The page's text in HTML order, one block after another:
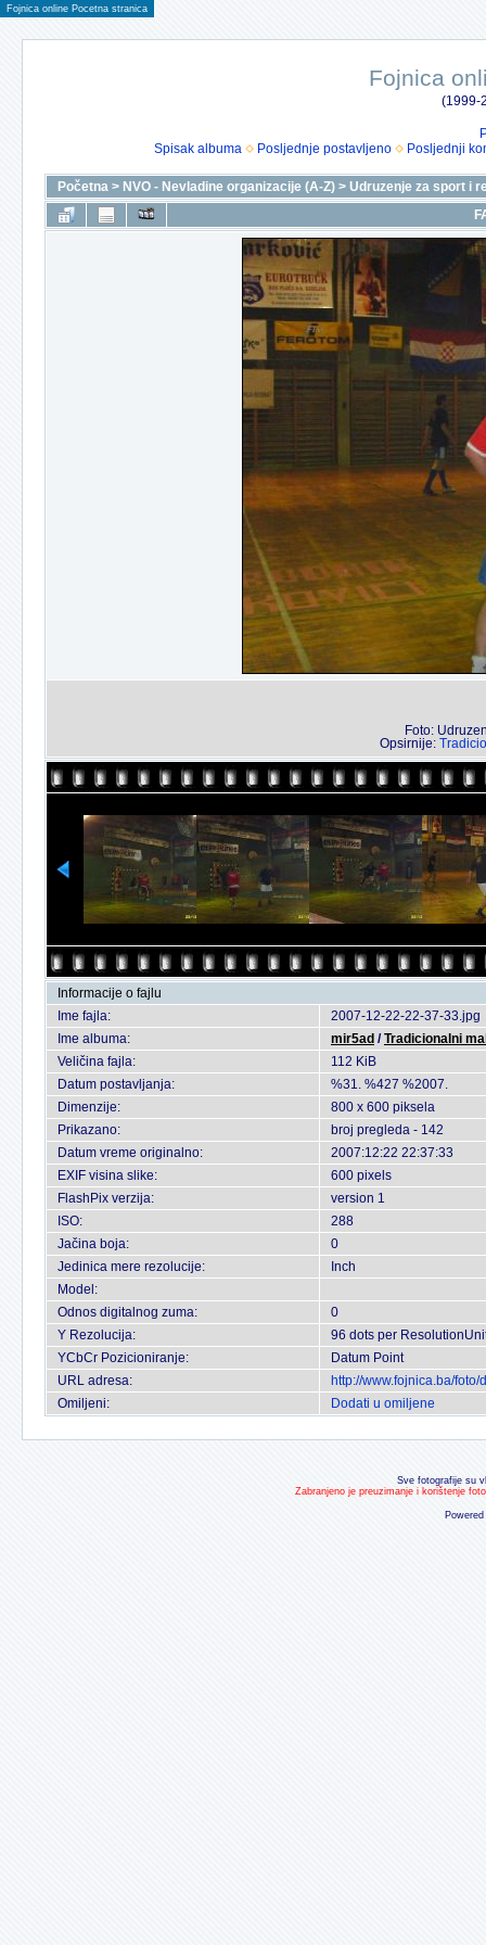
Fojnica online Pocetna stranica
Fojnica
(1999-
Spisak albuma
Posljednje postavljeno Posljednji
Početna > NVO - Nevladine organizacije (A-Z) > Udruzenje za sport i
Foto:
Opsirnije:
Informacije o fajlu
Ime fajla:
2007-12-22-22-37-33.jpg
Ime albuma:
mir5ad /Tradicionalni
Veličina fajla:
112 KiB
Datum postavljanja:
%31. %427 %2007.
Dimenzije:
800 x 600 piksela
Prikazano:
broj pregleda - 142
Datum vreme originalno:
2007:12:22 22:37:33
EXIF visina slike:
600 pixels
FlashPix verzija:
version 1
ISO:
288
Jačina boja:
0
Jedinica mere rezolucije:
Inch
Model:
Odnos digitalnog zuma:
0
Y Rezolucija:
96 dots per
YCbCr Pozicioniranje:
Datum Point
URL adresa:
http://www.fojnica.ba/
Omiljeni:
Dodati u omiljene
Sve fotografije su
Zabranjeno je preuzimanje i korištenje